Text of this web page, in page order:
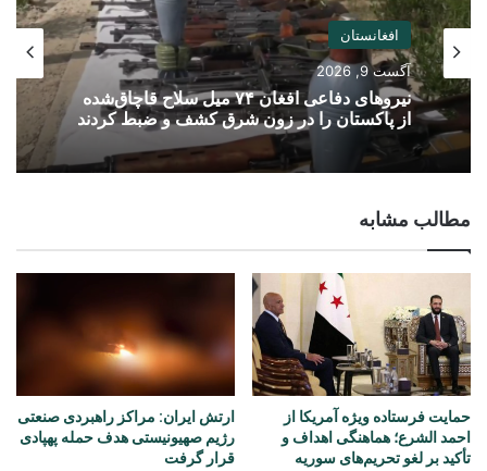
افغانستان
آگست 9, 2026
نیروهای دفاعی افغان ۷۴ میل سلاح قاچاق‌شده
از پاکستان را در زون شرق کشف و ضبط کردند
مطالب مشابه
حمایت فرستاده ویژه آمریکا از
احمد الشرع؛ هماهنگی اهداف و
تأکید بر لغو تحریم‌های سوریه
ارتش ایران: مراکز راهبردی صنعتی
رژیم صهیونیستی هدف حمله پهپادی
قرار گرفت